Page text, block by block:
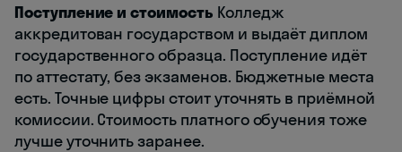
Поступление и стоимость Колледж
аккредитован государством и выдаёт диплом
государственного образца. Поступление идёт
по аттестату, без экзаменов. Бюджетные места
есть. Точные цифры стоит уточнять в приёмной
комиссии. Стоимость платного обучения тоже
лучше уточнить заранее.